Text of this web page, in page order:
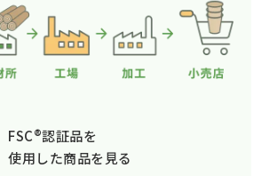
FSC®認証品を
使用した商品を見る